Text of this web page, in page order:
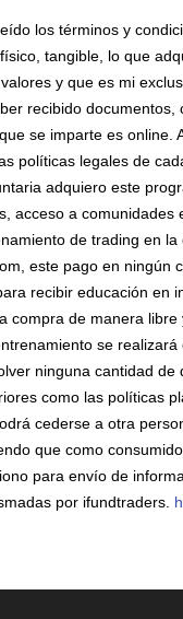
los términos y
tangible, lo que
y que es mi
recibido
se imparte es
políticas legales de
adquiero este
a
de trading en
este pago en
recibir educación
compra de manera
se
ninguna cantidad
como las políticas
cederse a otra
que como
para envío de
por ifundtraders.